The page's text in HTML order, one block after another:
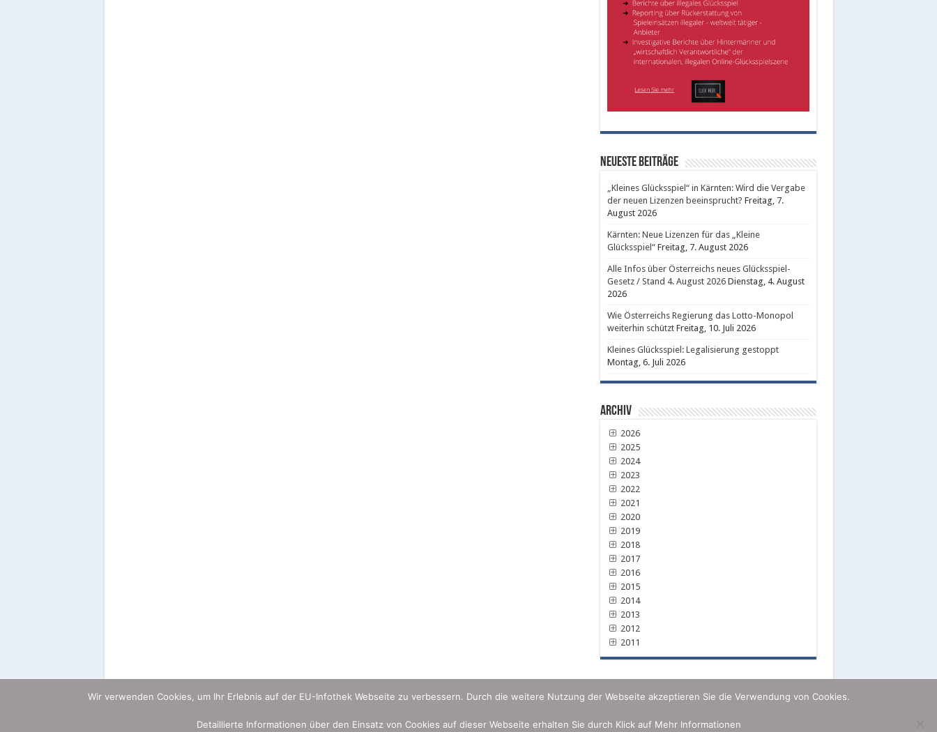
Neueste Beiträge
„Kleines Glücksspiel“ in Kärnten: Wird die Vergabe
der neuen Lizenzen beeinsprucht? Freitag, 7.
August 2026
Kärnten: Neue Lizenzen für das „Kleine
Glücksspiel“ Freitag, 7. August 2026
Alle Infos über Österreichs neues Glücksspiel-
Gesetz / Stand 4. August 2026 Dienstag, 4. August
2026
Wie Österreichs Regierung das Lotto-Monopol
weiterhin schützt Freitag, 10. Juli 2026
Kleines Glücksspiel: Legalisierung gestoppt
Montag, 6. Juli 2026
Archiv
2026
2025
2024
2023
2022
2021
2020
2019
2018
2017
2016
2015
2014
2013
2012
2011
Wir verwenden Cookies, um Ihr Erlebnis auf der EU-Infothek Webseite zu verbessern. Durch die weitere Nutzung der Webseite akzeptieren Sie die Verwendung von Cookies.
Detaillierte Informationen über den Einsatz von Cookies auf dieser Webseite erhalten Sie durch Klick auf Mehr Informationen